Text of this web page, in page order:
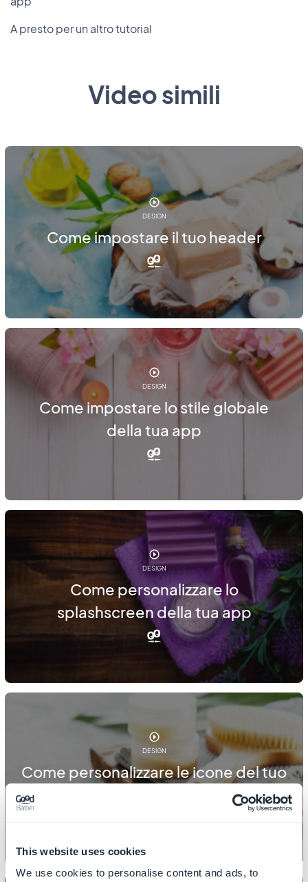
This website uses cookies
We use cookies to personalise content and ads, to
A presto per un altro tutorial
Video simili
DESIGN
Come impostare il tuo header
DESIGN
Come impostare lo stile globale
della tua app
DESIGN
Come personalizzare lo
splashscreen della tua app
DESIGN
Come personalizzare le icone del tuo